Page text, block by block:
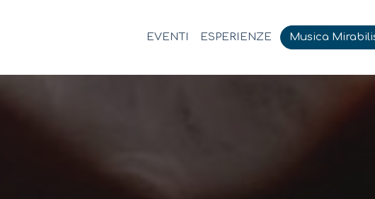
EVENTI ESPERIENZE Musica